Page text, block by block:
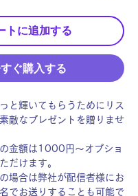
トに追加する
ぐ購入する
と輝いてもらうためにリス
敵なプレゼントを贈りませ
金額は1000円〜オプショ
だけます。
場合は弊社が配信者様にお
でお送りすることも可能で